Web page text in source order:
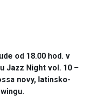
od 18.00 hod. v
Jazz Night vol. 10 –
novy, latinsko-